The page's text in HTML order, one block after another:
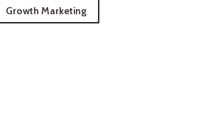
Growth Marketing